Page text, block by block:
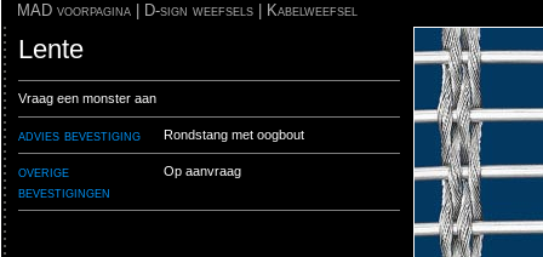
MAD voorpagina D-sign weefsels Kabelweefsel
Lente
Vraag een monster aan
advies bevestiging Rondstang met oogbout
overige
bevestigingen
Op aanvraag